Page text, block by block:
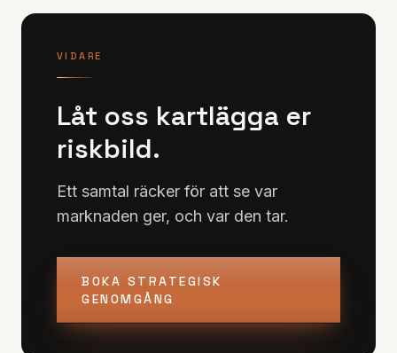
VIDARE
Låt oss kartlägga er
riskbild.
Ett samtal räcker för att se var
marknaden ger, och var den tar.
BOKA STRATEGISK
GENOMGÅNG